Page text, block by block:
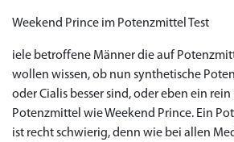
Weekend Prince im Potenzmittel Test
iele betroffene Männer die auf
wollen wissen, ob nun synthetische
oder Cialis besser sind, oder eben ein
Potenzmittel wie Weekend Prince. Ein
ist recht schwierig, denn wie bei allen